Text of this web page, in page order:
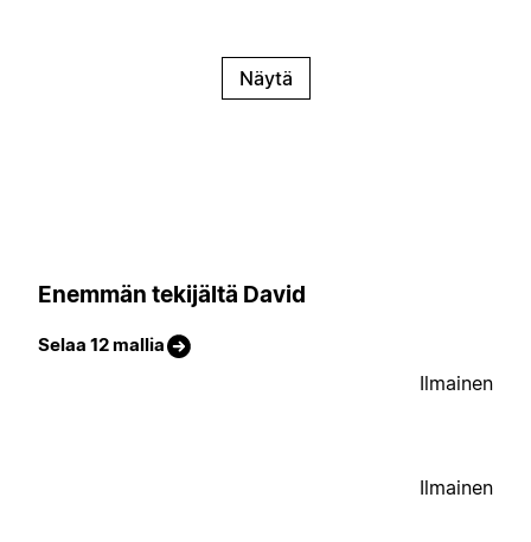
Näytä
Enemmän tekijältä David
Selaa 12 mallia
Ilmainen
Ilmainen